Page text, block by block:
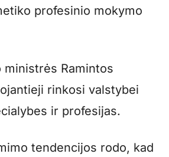
profesinio mokymo
ministrės Ramintos
rinkosi valstybei
ir profesijas.
tendencijos rodo, kad